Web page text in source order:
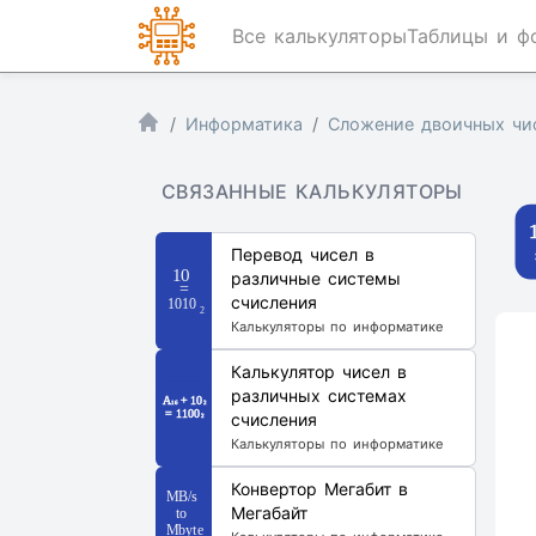
Все калькуляторыТаблицы и
Информатика Сложение двоичных
СВЯЗАННЫЕ КАЛЬКУЛЯТОРЫ
Перевод чисел в
различные системы
счисления
Калькуляторы по информатике
Калькулятор чисел в
различных системах
счисления
Калькуляторы по информатике
Конвертор Мегабит в
Мегабайт